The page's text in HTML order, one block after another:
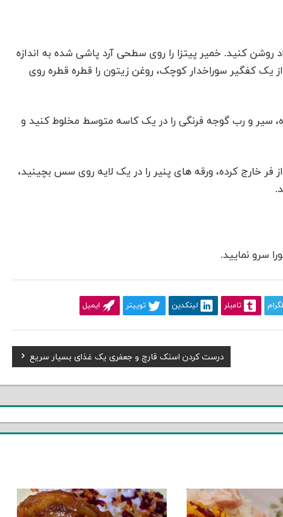
فارنهایت یا 190 درجه سانتیگراد روشن کنید. خمیر پیتزا را روی سطحی آرد پاشی شده به اندازه
یک کفگیر سوراخدار کوچک، روغن زیتون را قطره قطره روی
سیر و رب گوجه فرنگی را در یک کاسه متوسط مخلوط کنید و
سپس آنها را از فر خارج کرده، ورقه های پنیر را در یک لایه روی سس بچینید،
سرو نمایید.
تامبلر لینکدین توییتر ایمیل
Next
Post:
درست کردن اسنک قارچ و جعفری یک غذای بسیار سریع